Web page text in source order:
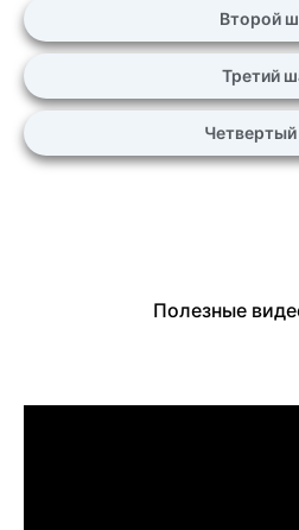
Второй
Третий
Полезные